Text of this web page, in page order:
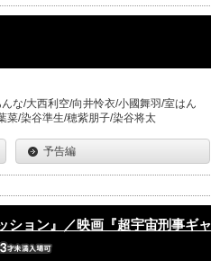
な/大西利空/向井怜衣/小國舞羽/室はん
菜/染谷準生/穂紫朋子/染谷将太
予告編
ション』／映画『超宇宙刑事ギャ